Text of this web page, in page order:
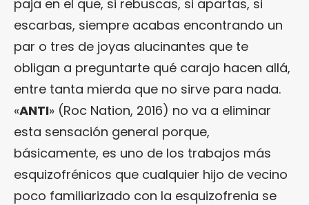
paja en el que, si rebuscas, si apartas, si
escarbas, siempre acabas encontrando un
par o tres de joyas alucinantes que te
obligan a preguntarte qué carajo hacen allá,
entre tanta mierda que no sirve para nada.
«ANTI» (Roc Nation, 2016) no va a eliminar
esta sensación general porque,
básicamente, es uno de los trabajos más
esquizofrénicos que cualquier hijo de vecino
poco familiarizado con la esquizofrenia se